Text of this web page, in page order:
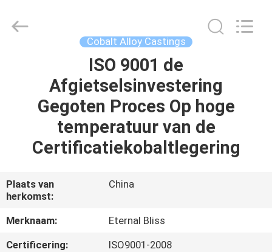
PRODUCTEN
VIDEOS
ONGEVEER
ONS
FABRIEKSREIS
Casting
Cobalt Alloy Castings
ISO 9001 de
Afgietselsinvestering
Gegoten Proces Op hoge
temperatuur van de
Certificatiekobaltlegering
Plaats van
herkomst:
China
Merknaam:
Eternal Bliss
Certificering:
ISO9001-2008